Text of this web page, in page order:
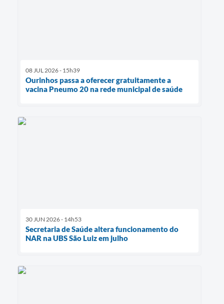
08 JUL 2026 - 15h39
Ourinhos passa a oferecer gratuitamente a
vacina Pneumo 20 na rede municipal de saúde
30 JUN 2026 - 14h53
Secretaria de Saúde altera funcionamento do
NAR na UBS São Luiz em julho